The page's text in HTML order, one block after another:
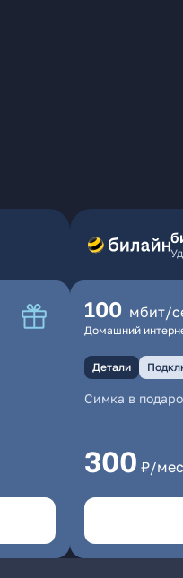
100 мбит/
Домашний
Детали
Симка в
300 ₽/мес